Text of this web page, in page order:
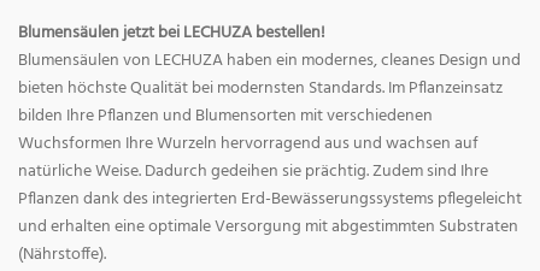
Blumensäulen jetzt bei LECHUZA bestellen!
Blumensäulen von LECHUZA haben ein modernes, cleanes Design und
bieten höchste Qualität bei modernsten Standards. Im Pflanzeinsatz
bilden Ihre Pflanzen und Blumensorten mit verschiedenen
Wuchsformen Ihre Wurzeln hervorragend aus und wachsen auf
natürliche Weise. Dadurch gedeihen sie prächtig. Zudem sind Ihre
Pflanzen dank des integrierten Erd-Bewässerungssystems pflegeleicht
und erhalten eine optimale Versorgung mit abgestimmten Substraten
(Nährstoffe).